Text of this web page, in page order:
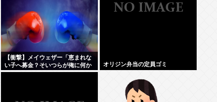
【衝撃】メイウェザー「恵まれな
い子へ募金？そいつらが俺に何か
してくれたのか・・・・・・？」
オリジン弁当の定員ゴミ